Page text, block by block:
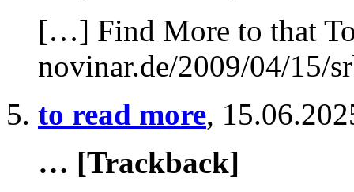
[…] Find More to that
novinar.de/2009/04/
to read more,
… [Trackback]